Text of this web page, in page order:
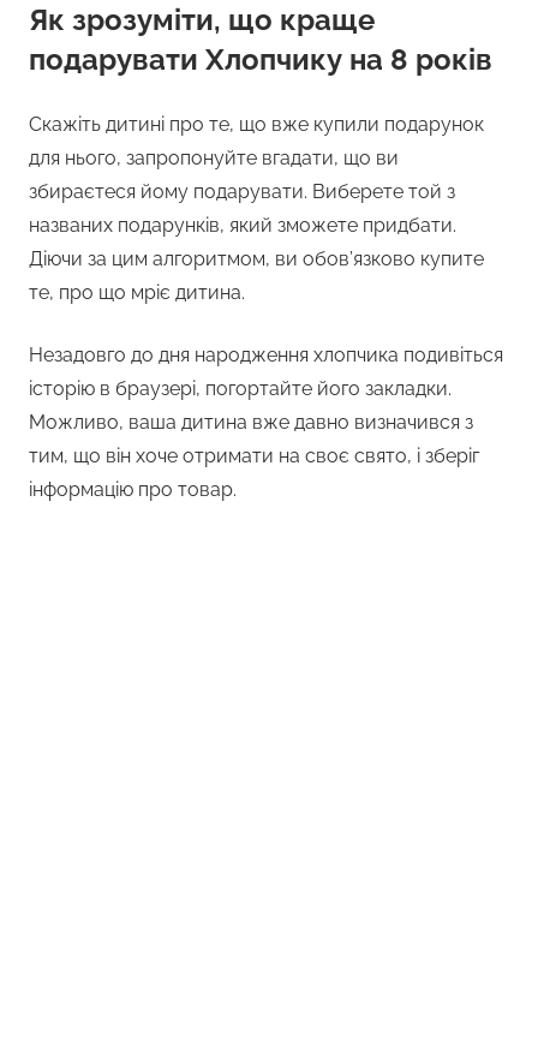
Як зрозуміти, що краще
подарувати Хлопчику на 8 років
Скажіть дитині про те, що вже купили подарунок
для нього, запропонуйте вгадати, що ви
збираєтеся йому подарувати. Виберете той з
названих подарунків, який зможете придбати.
Діючи за цим алгоритмом, ви обов’язково купите
те, про що мріє дитина.
Незадовго до дня народження хлопчика подивіться
історію в браузері, погортайте його закладки.
Можливо, ваша дитина вже давно визначився з
тим, що він хоче отримати на своє свято, і зберіг
інформацію про товар.